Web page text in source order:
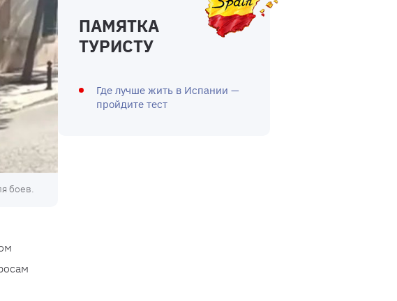
боев.
ПАМЯТКА
ТУРИСТУ
Где лучше жить в Испании —
пройдите тест